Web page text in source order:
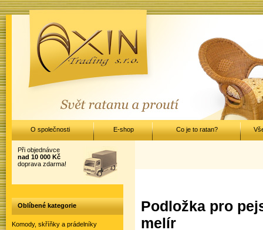
Podložka pro
melír
Při objednávce
nad 10 000 Kč
doprava zdarma!
Oblíbené kategorie
Komody, skříňky a prádelníky
O společnosti E-shop Co je to ratan?